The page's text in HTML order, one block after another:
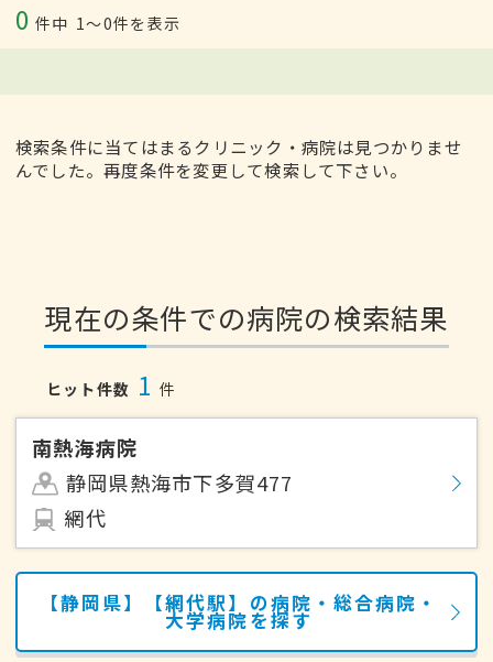
0 件中 1〜0件を表示
検索条件に当てはまるクリニック・病院は見つかりませ
んでした。再度条件を変更して検索して下さい。
現在の条件での病院の検索結果
ヒット件数 1 件
南熱海病院
静岡県熱海市下多賀477
網代
【静岡県】【網代駅】の病院・総合病院・
大学病院を探す